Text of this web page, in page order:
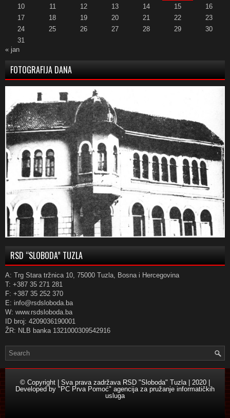
10
11 12 13 14 15
16
17
18 19 20 21 22
23
24
25 26 27 28 29
30
31
« jan
FOTOGRAFIJA DANA
RSD “SLOBODA” TUZLA
A: Trg Stara tržnica 10, 75000 Tuzla, Bosna i Hercegovina
T: +387 35 271 281
F: +387 35 252 370
E: info@rsdsloboda.ba
W: www.rsdsloboda.ba
ID broj: 4209036190001
ŽR: NLB banka 1321000309542916
© Copyright | Sva prava zadržava RSD "Sloboda" Tuzla | 2020 |
Developed by "PC Prva Pomoć" agencija za pružanje informatičkih
usluga